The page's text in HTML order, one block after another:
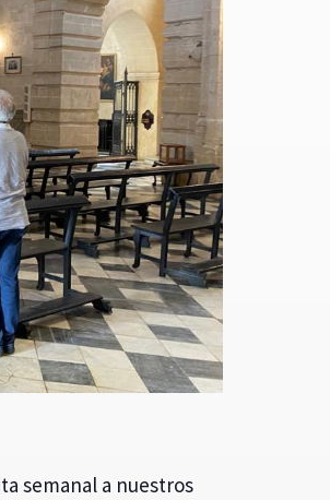
semanal a nuestros